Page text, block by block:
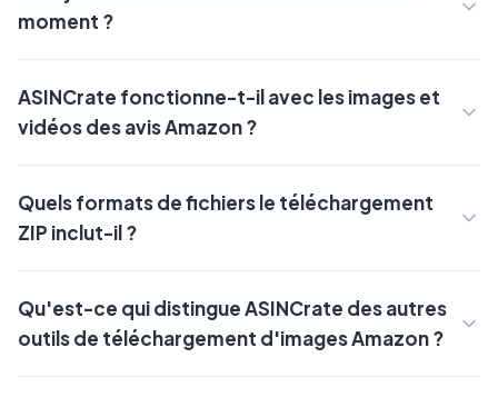
moment ?
ASINCrate fonctionne-t-il avec les images et
vidéos des avis Amazon ?
Quels formats de fichiers le téléchargement
ZIP inclut-il ?
Qu'est-ce qui distingue ASINCrate des autres
outils de téléchargement d'images Amazon ?